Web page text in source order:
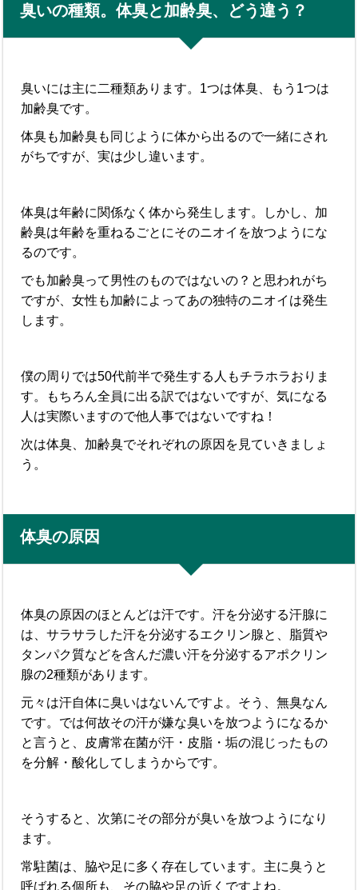
臭いの種類。体臭と加齢臭、どう違う？
臭いには主に二種類あります。1つは体臭、もう1つは
加齢臭です。
体臭も加齢臭も同じように体から出るので一緒にされ
がちですが、実は少し違います。
体臭は年齢に関係なく体から発生します。しかし、加
齢臭は年齢を重ねるごとにそのニオイを放つようにな
るのです。
でも加齢臭って男性のものではないの？と思われがち
ですが、女性も加齢によってあの独特のニオイは発生
します。
僕の周りでは50代前半で発生する人もチラホラおりま
す。もちろん全員に出る訳ではないですが、気になる
人は実際いますので他人事ではないですね！
次は体臭、加齢臭でそれぞれの原因を見ていきましょ
う。
体臭の原因
体臭の原因のほとんどは汗です。汗を分泌する汗腺に
は、サラサラした汗を分泌するエクリン腺と、脂質や
タンパク質などを含んだ濃い汗を分泌するアポクリン
腺の2種類があります。
元々は汗自体に臭いはないんですよ。そう、無臭なん
です。では何故その汗が嫌な臭いを放つようになるか
と言うと、皮膚常在菌が汗・皮脂・垢の混じったもの
を分解・酸化してしまうからです。
そうすると、次第にその部分が臭いを放つようになり
ます。
常駐菌は、脇や足に多く存在しています。主に臭うと
呼ばれる個所も、その脇や足の近くですよね。